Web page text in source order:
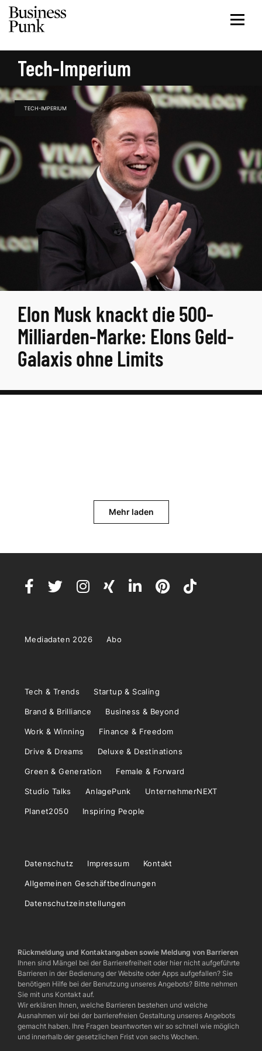
Tech-Imperium
TECH-IMPERIUM
Elon Musk knackt die 500-
Milliarden-Marke: Elons Geld-
Galaxis ohne Limits
Mehr laden
Mediadaten 2026 Abo
Tech & Trends Startup & Scaling
Brand & Brilliance Business & Beyond
Work & Winning Finance & Freedom
Drive & Dreams Deluxe & Destinations
Green & Generation Female & Forward
Studio Talks AnlagePunk UnternehmerNEXT
Planet2050 Inspiring People
Datenschutz Impressum Kontakt
Allgemeinen Geschäftbedinungen
Datenschutzeinstellungen
Rückmeldung und Kontaktangaben sowie Meldung von Barrieren
Ihnen sind Mängel bei der Barrierefreiheit oder hier nicht aufgeführte
Barrieren in der Bedienung der Website oder Apps aufgefallen? Sie
benötigen Hilfe bei der Benutzung unseres Angebots? Bitte nehmen
Sie mit uns Kontakt auf.
Wir erklären Ihnen, welche Barrieren bestehen und welche
Ausnahmen wir bei der barrierefreien Gestaltung unseres Angebots
gemacht haben. Ihre Fragen beantworten wir so schnell wie möglich
und innerhalb der gesetzlichen Frist von sechs Wochen.